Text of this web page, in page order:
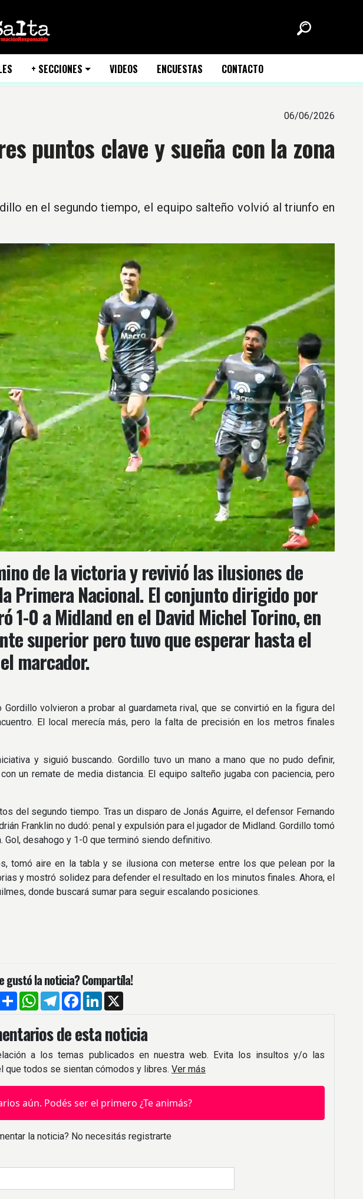
+ SECCIONES VIDEOS ENCUESTAS CONTACTO
06/06/2026
puntos clave y sueña con la zona
en el segundo tiempo, el equipo salteño volvió al triunfo en
de la victoria y revivió las ilusiones de
Primera Nacional. El conjunto dirigido por
1-0 a Midland en el David Michel Torino, en
superior pero tuvo que esperar hasta el
marcador.
volvieron a probar al guardameta rival, que se convirtió en la figura del
El local merecía más, pero la falta de precisión en los metros finales
y siguió buscando. Gordillo tuvo un mano a mano que no pudo definir,
un remate de media distancia. El equipo salteño jugaba con paciencia, pero
del segundo tiempo. Tras un disparo de Jonás Aguirre, el defensor Fernando
Franklin no dudó: penal y expulsión para el jugador de Midland. Gordillo tomó
Gol, desahogo y 1-0 que terminó siendo definitivo.
tomó aire en la tabla y se ilusiona con meterse entre los que pelean por la
y mostró solidez para defender el resultado en los minutos finales. Ahora, el
donde buscará sumar para seguir escalando posiciones.
gustó la noticia? Compartíla!
CompartirWhatsApp
TelegramFacebook
LinkedIn
de esta noticia
a los temas publicados en nuestra web. Evita los insultos y/o las
que todos se sientan cómodos y libres. Ver más
aún. Podés ser el primero ¿Te animás?
la noticia? No necesitás registrarte